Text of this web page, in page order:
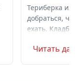
Териберка
добраться,
ехать.
Маршрут на
Читать